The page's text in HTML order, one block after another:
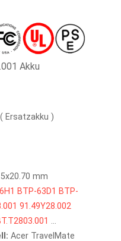
Akku
Ersatzakku )
mm
BTP-63D1 BTP-
91.49Y28.002
...
Acer TravelMate